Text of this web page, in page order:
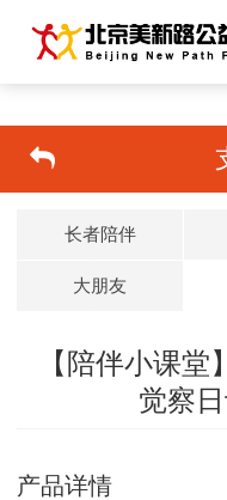
长者陪伴
大朋友
【陪伴小课
觉察
双击可放大
产品详情